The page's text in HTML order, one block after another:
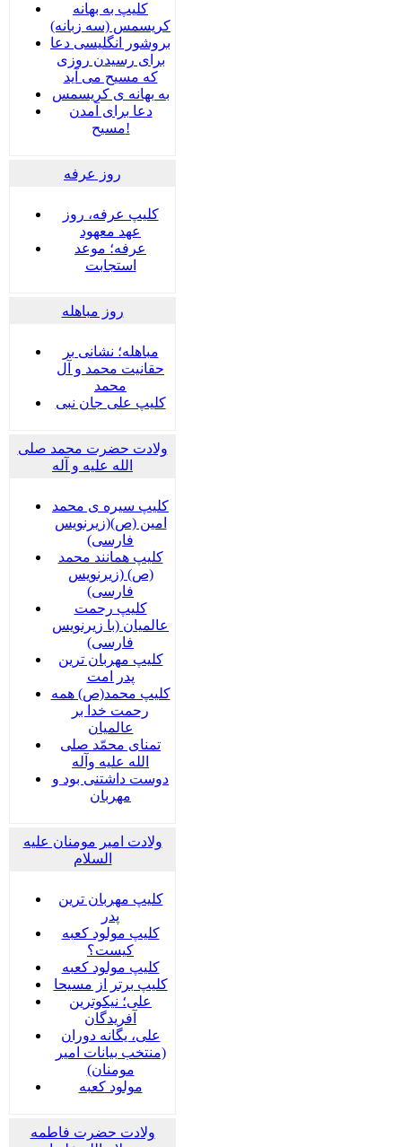
کلیپ به بهانه
کریسمس (سه زبانه)
بروشور انگلیسی دعا
برای رسیدن روزی
که مسیح می آید
به بهانه ی کریسمس
دعا برای آمدن
مسیح!
روز عرفه
کلیپ عرفه، روز
عهد معهود
عرفه؛ موعد
استجابت
روز مباهله
مباهله؛ نشانی بر
حقانیت محمد و آل
محمد
کلیپ علی جان نبی
ولادت حضرت محمد صلی
الله علیه و آله
کلیپ سیره ی محمد
امین (ص)(زیرنویس
فارسی)
کلیپ همانند محمد
(ص) (زیرنویس
فارسی)
کلیپ رحمت
عالمیان (با زیرنویس
فارسی)
کلیپ مهربان ترین
پدر امت
کلیپ محمد(ص) همه
رحمت خدا بر
عالمیان
تمنای محمّد صلی
الله علیه وآله
دوست داشتنی بود و
مهربان
ولادت امیر مومنان علیه
السلام
کلیپ مهربان ترین
پدر
کلیپ مولود کعبه
کیست؟
کلیپ مولود کعبه
کلیپ برتر از مسیحا
علی؛ نیکوترین
آفریدگان
علی، یگانه دوران
(منتخب بیانات امیر
مومنان)
مولود کعبه
ولادت حضرت فاطمه